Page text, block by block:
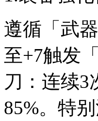
遵循「武
至+7触发
刀：连续3
85%。特